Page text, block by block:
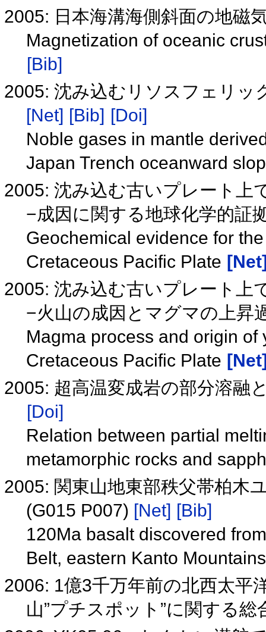
2005: 日本海溝海側斜面の地磁
Magnetization of oceanic
[Bib]
2005: 沈み込むリソスフェリッ
[Net] [Bib] [Doi]
Noble gases in mantle
Japan Trench oceanward
2005: 沈み込む古いプレート上
−成因に関する地球化学的証
Geochemical evidence for
Cretaceous Pacific Plate
2005: 沈み込む古いプレート上
−火山の成因とマグマの上昇
Magma process and origin
Cretaceous Pacific Plate
2005: 超高温変成岩の部分溶融
[Doi]
Relation between partial
metamorphic rocks and
2005: 関東山地東部秩父帯柏木
(G015 P007) [Net] [Bib]
120Ma basalt discovered
Belt, eastern Kanto
2006: 1億3千万年前の北西太平
山”プチスポット”に関する